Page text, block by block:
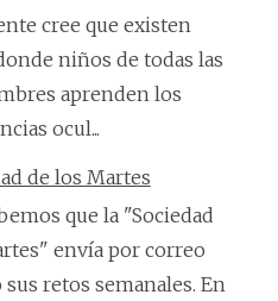
cree que existen
niños de todas las
aprenden los
ocul...
de los Martes
que la "Sociedad
envía por correo
retos semanales. En